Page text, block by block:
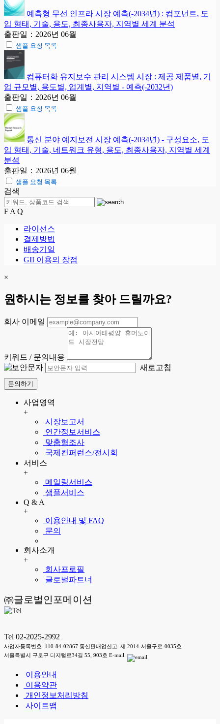
예측형 무선 인프라 시장 예측(-2034년) : 컴포넌트, 도
입 형태, 기술, 용도, 최종사용자, 지역별 세계 분석
출판일：2026년 06월
샘플 요청 목록
컴퓨터화 유지보수 관리 시스템 시장 : 제공 제품별, 기
업 규모별, 용도별, 업계별, 지역별 - 예측(-2032년)
출판일：2026년 06월
샘플 요청 목록
통신 분야 예지보전 시장 예측(-2034년) - 구성요소, 도
입 형태, 기술, 네트워크 유형, 용도, 최종사용자, 지역별 세계
분석
출판일：2026년 06월
샘플 요청 목록
검색
F A Q
라이선스
결제방법
배송기일
GII 이용의 장점
×
원하시는 정보를 찾아 드릴까요?
회사 이메일
키워드 / 문의내용
새로고침
문의하기
사업영역
+
시장보고서
연간정보서비스
맞춤형조사
국제컨퍼런스/전시회
서비스
+
메일링서비스
샘플서비스
Q & A
+
이용안내 및 FAQ
문의
회사소개
+
회사프로필
글로벌파트너
㈜글로벌인포메이션
Tel 02-2025-2992
사업자등록번호: 110-84-02867 통신판매업신고: 제 2014-서울구로-0035호
서울특별시 구로구 디지털로34길 55, 903호 E-mail:
이용안내
이용약관
개인정보처리방침
사이트맵